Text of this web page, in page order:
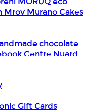
Mrov Murano Cakes
chocolate
Centre Nuard
Gift Cards